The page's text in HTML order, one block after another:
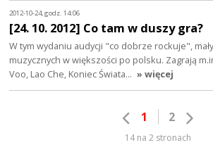
2012-10-24, godz. 14:06
[24. 10. 2012] Co tam w duszy gra?
W tym wydaniu audycji "co dobrze rockuje",
muzycznych w większości po polsku. Zagrają
Voo, Lao Che, Koniec Świata… » więcej
1 2
14 na 2 stronach